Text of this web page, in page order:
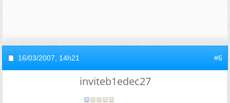
16/03/2007, 14h21 #6
inviteb1edec27